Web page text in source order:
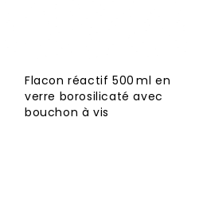
Flacon réactif 500 ml en
verre borosilicaté avec
bouchon à vis